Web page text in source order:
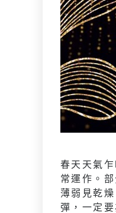
春天天氣
常運作。
薄弱見乾
彈，一定